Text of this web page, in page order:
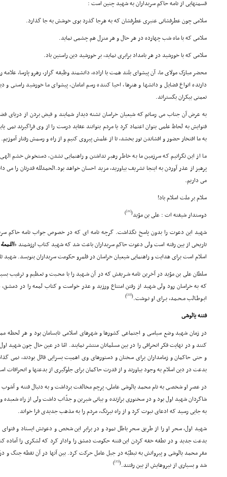
قسمتهایى از نامه حاکم سربداران به شهید چنین است :
سلامى چون عطرفشانى عنبرى عطرفشان که به هرجا گذرد بوى خوشش به جا گذارد.
سلامى که با ماه شب چهارده در هر حال و هر منزل هم چشمى نماید.
سلامى که با خورشید در هر بامداد برابرى نماید، بر خورشید دین راستین باد.
محضر مبارک مولاى ما، آن پیشواى بلند همت با اراده، دانشمند وظیفه گزار، رهرو پارسا،
دارنده انواع فضایل و دانشها و هنرها، احیا کننده رسم امامان، پیشواى ما خورشید
نعمتى بیکران بگستراند.
به عرض آن جناب مى رسانم که شیعیان خراسان تشنه دیدار شمایند و فیض بردن از دریاى
فتوایش به لحاظ علمى بتوان اعتماد کرد یا مردم بتوانند عقاید درست را از وى فراگیرند
به ما افتخار حضور و افشاندن نور بخشد، تا از علمش پیروى کنیم و از راه و رسمش رفتار آموزیم.
ما از این نگرانیم که سرزمین ما به خاطر رهبر نداشتن و راهنمایى نشدن، دستخوش خشم
پرهیز از عذر آوردن به اینجا تشریف بیاورید، مزید احسان خواهد بود.الحمدلله قدرتان را مى
مى داریم.
سلام بر ملت اسلام باد!
دوستدار شیفته ات : على بن مؤید(
[21]
)
شهید این دعوت را بدون پاسخ نگذاشت. گرچه نامه اى که در خصوص جواب نامه حاکم
تاریخى از بین رفته است ولى دعوت حاکم سربداران باعث شد که شهید کتاب ارزشمند «
اسلام است براى هدایت و راهنمایى شیعیان خراسان در قلمرو حکومت سربداران بنویسد. شهید
سلطان على بن مؤید در آخرین نامه شـریفش که در آن شـهید را با محـبت و تعـظیم و ترغیب
که به خراسان رود ولى شهید از رفتن امتناع ورزید و عذر خواست و کتاب لمعه را در دمشـق،
ابـوطـالب مـحـمد، بـراى او نـوشت.(
[22]
)
فتنه یالوشى
در زمان شهید وضع سیاسى و اجتماعى کشورها و شهرهاى اسلامى نابسامان بود و هر لحظه
کنند و در نهایت فکر انحرافى را در بین مسلمانان منتشر نمایند. امّا در عین حال چون شهید
و حتى حاکمان و زمامداران براى سخنان و دستورهاى وى اهمیت بسزایى قائل بودند، نمى
بدعت در دین اسلام به وجود بیاورند و از قدرت حاکمان براى جلوگیرى از بدعتها و انحرافات
در عصر او شخصى به نام محمد یالوشى عاملى، پرچم مخالفت برداشت و به دنبال فتنه و
شاگردان شهید اول بود و در سخنورى برازنده و بیانى شیرین و جذّاب داشت ولى از راه
به جایى رسید که ادعاى نبوت کرد و از راه نیرنگ، مردم را به مذهب جدیدى فرا خواند.
شهید اول، سحر او را از طریق سحر باطل نمود و در برابر این شخص و دعوتش ایستاد و فتواى
بدعت جدید و در نطفه خفه کردن این فتنه حکومت دمشق را وادار کرد که لشکرى را آماده
مقر محمد یالوشى و پیروانش به نبطیّه در جبل عامل حرکت کرد. بین آنها در آن نقطه جنگ
شد و بسیارى از نیروهایش از بین رفتند.(
[23]
)